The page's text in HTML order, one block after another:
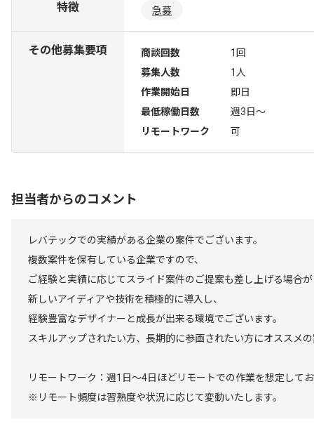
特徴 急募
その他募集要項 商談回数
1回
募集人数
1人
作業開始日
即日
最低稼働日数
週3日〜
リモートワーク
可
担当者からのコメント
レバテックでの実績がある企業の案件でございます。
複数案件を保有している企業ですので、
ご経験と実績に応じてスライド案件のご提案も差し上げる場合
新しいアイディアや技術を積極的に導入し、
経験豊富なデザイナーと成長が出来る環境でございます。
スキルアップされたい方、長期的に参画されたい方にオススメ
リモートワーク：週1日～4日ほどリモートでの作業を想定して
※リモート頻度は習熟度や状況に応じて変動いたします。